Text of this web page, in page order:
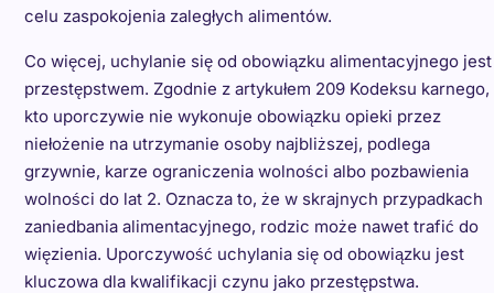
celu zaspokojenia zaległych alimentów.
Co więcej, uchylanie się od obowiązku alimentacyjnego jest
przestępstwem. Zgodnie z artykułem 209 Kodeksu karnego,
kto uporczywie nie wykonuje obowiązku opieki przez
niełożenie na utrzymanie osoby najbliższej, podlega
grzywnie, karze ograniczenia wolności albo pozbawienia
wolności do lat 2. Oznacza to, że w skrajnych przypadkach
zaniedbania alimentacyjnego, rodzic może nawet trafić do
więzienia. Uporczywość uchylania się od obowiązku jest
kluczowa dla kwalifikacji czynu jako przestępstwa.